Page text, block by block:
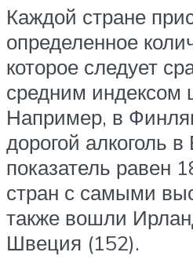
Каждой стране
определенное
которое следует
средним индексом
Например, в
дорогой алкоголь
показатель равен
стран с самыми
также вошли
Швеция (152).